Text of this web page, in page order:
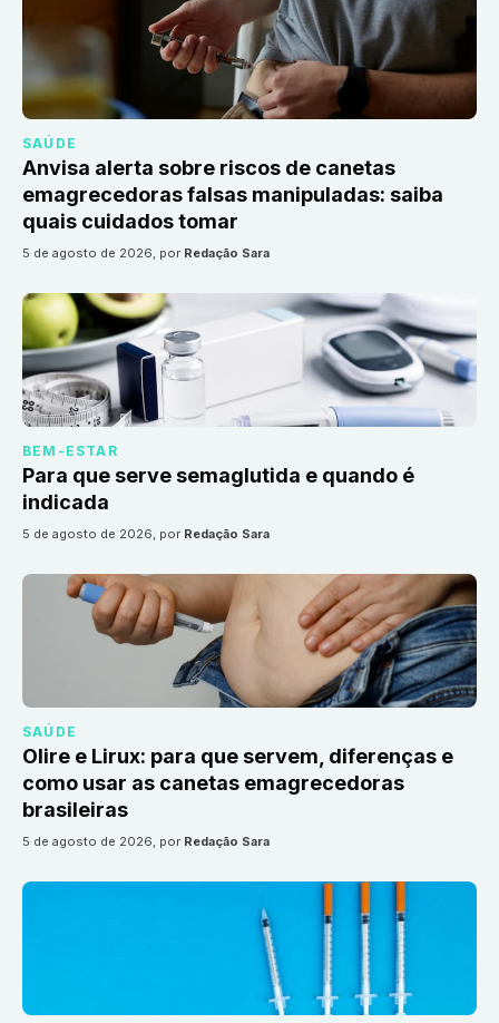
SAÚDE
Anvisa alerta sobre riscos de canetas
emagrecedoras falsas manipuladas: saiba
quais cuidados tomar
5 de agosto de 2026, por Redação Sara
BEM-ESTAR
Para que serve semaglutida e quando é
indicada
5 de agosto de 2026, por Redação Sara
SAÚDE
Olire e Lirux: para que servem, diferenças e
como usar as canetas emagrecedoras
brasileiras
5 de agosto de 2026, por Redação Sara